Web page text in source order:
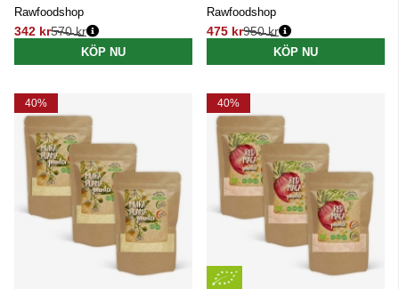
Rawfoodshop
342 kr
Ordinarie pris:
570 kr
KÖP NU
Rawfoodshop
475 kr
Ordinarie pris:
950 kr
KÖP NU
40% 40%